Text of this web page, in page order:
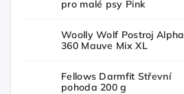
pro malé psy Pink
Woolly Wolf Postroj Alpha
360 Mauve Mix XL
Fellows Darmfit Střevní
pohoda 200 g